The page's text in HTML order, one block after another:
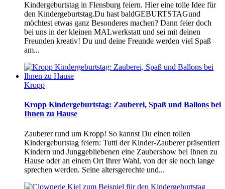
Kindergeburtstag in Flensburg feiern. Hier eine tolle Idee für
den Kindergeburtstag.Du hast baldGEBURTSTAGund
möchtest etwas ganz Besonderes machen? Dann feier doch
bei uns in der kleinen MALwerkstatt und sei mit deinen
Freunden kreativ! Du und deine Freunde werden viel Spaß
am...
Kropp
Kropp Kindergeburtstag: Zauberei, Spaß und Ballons bei
Ihnen zu Hause
Zauberer rund um Kropp! So kannst Du einen tollen
Kindergeburtstag feiern: Tutti der Kinder-Zauberer präsentiert
Kindern und Junggebliebenen eine Zaubershow bei Ihnen zu
Hause oder an einem Ort Ihrer Wahl, von der sie noch lange
sprechen werden. Seine altersgerechte und...